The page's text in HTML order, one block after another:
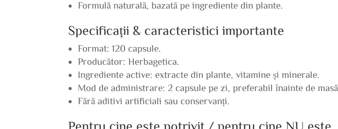
Formulă naturală, bazată pe ingrediente din plante.
Specificații & caracteristici importante
Format: 120 capsule.
Producător: Herbagetica.
Ingrediente active: extracte din plante, vitamine și minerale.
Mod de administrare: 2 capsule pe zi, preferabil înainte de masă.
Fără aditivi artificiali sau conservanți.
Pentru cine este potrivit / pentru cine NU este